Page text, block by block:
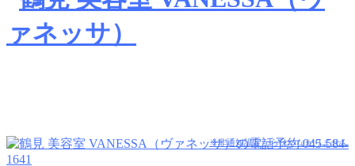
045-584-
1641
※非通知設定からはつながりません